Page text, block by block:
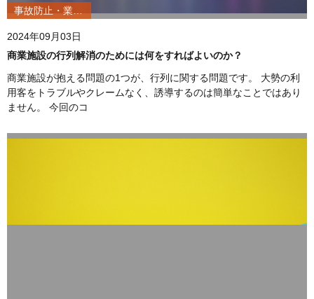
2024年09月03日
商業施設の行列解消のためには何をすればよいのか？
商業施設が抱える問題の1つが、行列に関する問題です。 大勢の利
用客をトラブルやクレームなく、誘導するのは簡単なことではあり
ません。 今回のコ